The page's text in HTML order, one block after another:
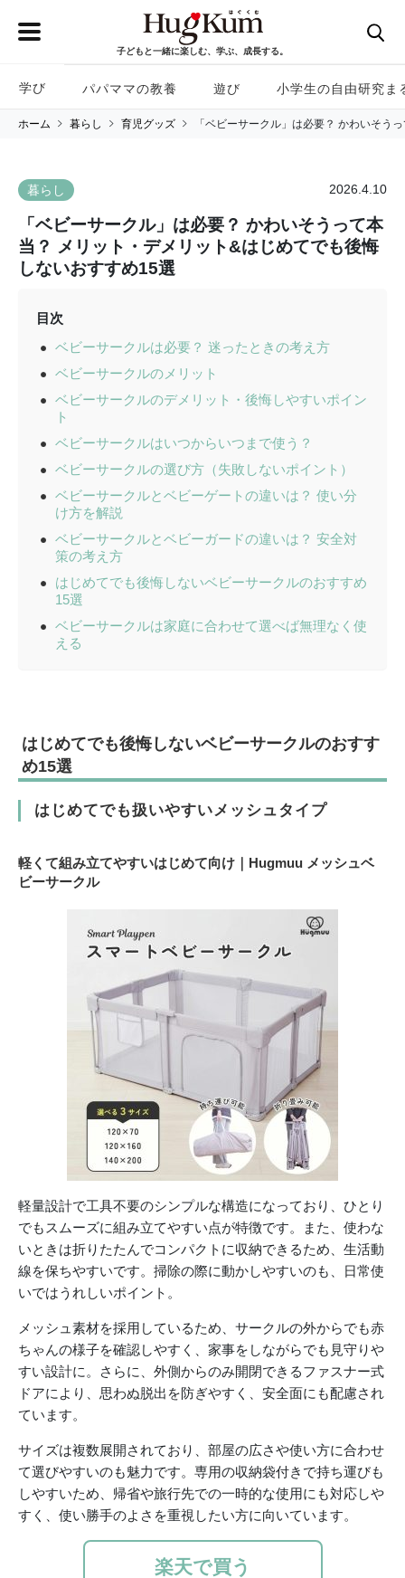
子どもと一緒に楽しむ、学ぶ、成長する。
学び パパママの教養 遊び 小学生の自由研究ま
ホーム 暮らし 育児グッズ 「ベビーサークル」は必要？ かわいそう
暮らし 2026.4.10
「ベビーサークル」は必要？ かわいそうって本
当？ メリット・デメリット&はじめてでも後悔
しないおすすめ15選
目次
ベビーサークルは必要？ 迷ったときの考え方
ベビーサークルのメリット
ベビーサークルのデメリット・後悔しやすいポイン
ト
ベビーサークルはいつからいつまで使う？
ベビーサークルの選び方（失敗しないポイント）
ベビーサークルとベビーゲートの違いは？ 使い分
け方を解説
ベビーサークルとベビーガードの違いは？ 安全対
策の考え方
はじめてでも後悔しないベビーサークルのおすすめ
15選
ベビーサークルは家庭に合わせて選べば無理なく使
える
はじめてでも後悔しないベビーサークルのおすす
め15選
はじめてでも扱いやすいメッシュタイプ
軽くて組み立てやすいはじめて向け｜Hugmuu メッシュベ
ビーサークル
軽量設計で工具不要のシンプルな構造になっており、ひとり
でもスムーズに組み立てやすい点が特徴です。また、使わな
いときは折りたたんでコンパクトに収納できるため、生活動
線を保ちやすいです。掃除の際に動かしやすいのも、日常使
いではうれしいポイント。
メッシュ素材を採用しているため、サークルの外からでも赤
ちゃんの様子を確認しやすく、家事をしながらでも見守りや
すい設計に。さらに、外側からのみ開閉できるファスナー式
ドアにより、思わぬ脱出を防ぎやすく、安全面にも配慮され
ています。
サイズは複数展開されており、部屋の広さや使い方に合わせ
て選びやすいのも魅力です。専用の収納袋付きで持ち運びも
しやすいため、帰省や旅行先での一時的な使用にも対応しや
すく、使い勝手のよさを重視したい方に向いています。
楽天で買う